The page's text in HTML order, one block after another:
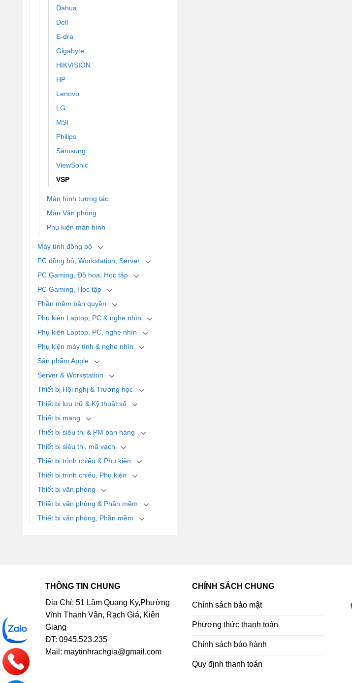
Dahua
Dell
E-dra
Gigabyte
HIKVISION
HP
Lenovo
LG
MSI
Philips
Samsung
ViewSonic
VSP
Màn hình tương tác
Màn Văn phòng
Phụ kiện màn hình
Máy tính đồng bộ
PC đồng bộ, Workstation, Server
PC Gaming, Đồ họa, Học tập
PC Gaming, Học tập
Phần mềm bản quyền
Phụ kiện Laptop, PC & nghe nhìn
Phụ kiện Laptop, PC, nghe nhìn
Phụ kiện máy tính & nghe nhìn
Sản phẩm Apple
Server & Workstation
Thiết bị Hội nghị & Trường học
Thiết bị lưu trữ & Kỹ thuật số
Thiết bị mạng
Thiết bị siêu thị & PM bán hàng
Thiết bị siêu thị, mã vạch
Thiết bị trình chiếu & Phụ kiện
Thiết bị trình chiếu, Phụ kiện
Thiết bị văn phòng
Thiết bị văn phòng & Phần mềm
Thiết bị văn phòng, Phần mềm
THÔNG TIN CHUNG
Địa Chỉ: 51 Lâm Quang Ky,Phường
Vĩnh Thanh Vân, Rạch Giá, Kiên
Giang
ĐT: 0945.523.235
Mail: maytinhrachgia@gmail.com
CHÍNH SÁCH CHUNG
Chính sách bảo mật
Phương thức thanh toán
Chính sách bảo hành
Quy định thanh toán